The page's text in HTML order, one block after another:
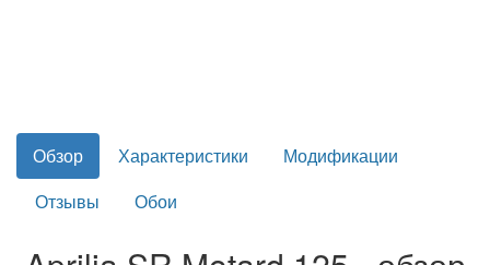
Обзор Характеристики
Модификации
Отзывы
Обои